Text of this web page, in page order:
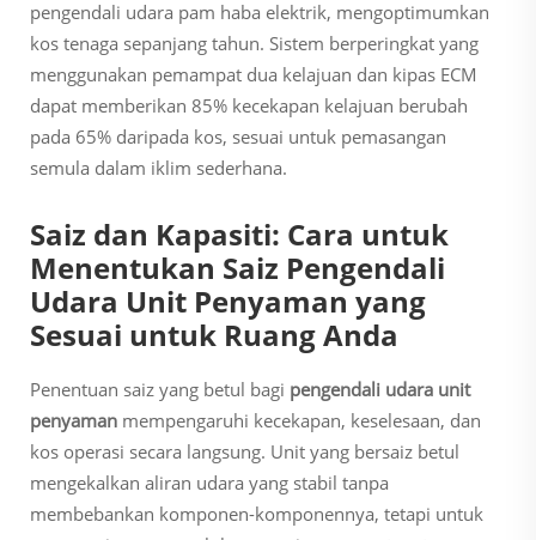
pengendali udara pam haba elektrik, mengoptimumkan
kos tenaga sepanjang tahun. Sistem berperingkat yang
menggunakan pemampat dua kelajuan dan kipas ECM
dapat memberikan 85% kecekapan kelajuan berubah
pada 65% daripada kos, sesuai untuk pemasangan
semula dalam iklim sederhana.
Saiz dan Kapasiti: Cara untuk
Menentukan Saiz Pengendali
Udara Unit Penyaman yang
Sesuai untuk Ruang Anda
Penentuan saiz yang betul bagi pengendali udara unit
penyaman mempengaruhi kecekapan, keselesaan, dan
kos operasi secara langsung. Unit yang bersaiz betul
mengekalkan aliran udara yang stabil tanpa
membebankan komponen-komponennya, tetapi untuk